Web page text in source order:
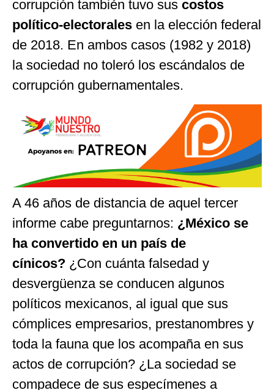
corrupción también tuvo sus costos
político-electorales en la elección federal
de 2018. En ambos casos (1982 y 2018)
la sociedad no toleró los escándalos de
corrupción gubernamentales.
A 46 años de distancia de aquel tercer
informe cabe preguntarnos: ¿México se
ha convertido en un país de
cínicos? ¿Con cuánta falsedad y
desvergüenza se conducen algunos
políticos mexicanos, al igual que sus
cómplices empresarios, prestanombres y
toda la fauna que los acompaña en sus
actos de corrupción? ¿La sociedad se
compadece de sus especímenes a